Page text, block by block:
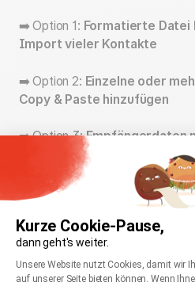
Kurze Cookie-Pause,
dann geht's weiter.
Unsere Website nutzt Cookies, damit wir
auf unserer Seite bieten können. Wenn
Axeptio
➡️ Option 1: Formatierte Datei
Import vieler Kontakte
➡️ Option 2: Einzelne oder
Copy & Paste hinzufügen
➡️ Option 3:Empfängerdaten
den Import einzelner
Was passiert beim
vorhandenen E-Mail-